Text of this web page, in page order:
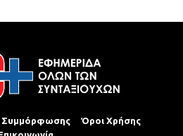
Όροι Χρήσης